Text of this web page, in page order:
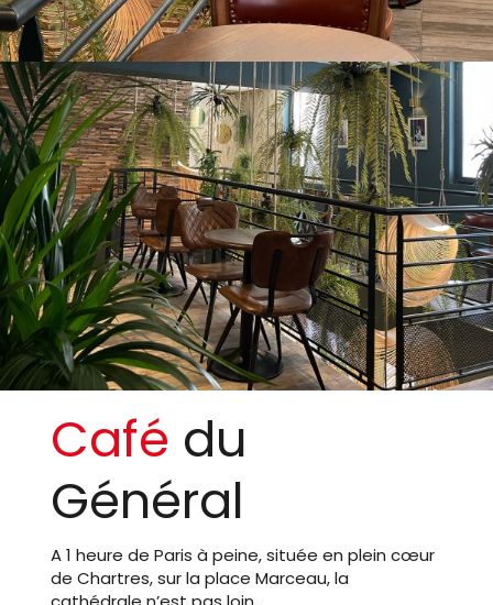
Café du
Général
A 1 heure de Paris à peine, située en plein cœur
de Chartres, sur la place Marceau, la